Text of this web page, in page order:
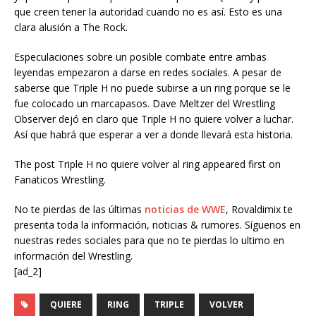
que creen tener la autoridad cuando no es así. Esto es una
clara alusión a The Rock.
Especulaciones sobre un posible combate entre ambas
leyendas empezaron a darse en redes sociales. A pesar de
saberse que Triple H no puede subirse a un ring porque se le
fue colocado un marcapasos. Dave Meltzer del Wrestling
Observer dejó en claro que Triple H no quiere volver a luchar.
Así que habrá que esperar a ver a donde llevará esta historia.
The post Triple H no quiere volver al ring appeared first on
Fanaticos Wrestling.
No te pierdas de las últimas noticias de WWE, Rovaldimix te
presenta toda la información, noticias & rumores. Síguenos en
nuestras redes sociales para que no te pierdas lo ultimo en
información del Wrestling.
[ad_2]
QUIERE RING TRIPLE VOLVER